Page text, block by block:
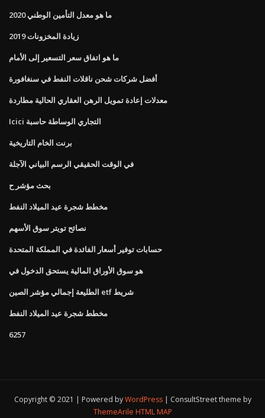
ما هو معدل التأمين الوطني 2020
زيادة المخزونات 2019
ما هو اتفاق سعر التسعير إلى الأمام
أفضل شركات شحن ناقلات النفط في سنغافورة
معدلات إعادة تمويل الرهن العقاري الحالية مطاردة
Icici التجاري الوساطة حاسبة
برنت الخام التاريخية
في الوقت الحقيقي الرسم البياني الآجلة
بحث مؤشر ح
مخطط شجرة عيد الميلاد النفط
نصائح تويتر سوق الأسهم
حسابات توفير أسعار الفائدة في المملكة المتحدة
هو سوق الأوراق المالية يستحق الدخول في
الطليعة إجمالي مؤشر الصين etf شريط
مخطط شجرة عيد الميلاد النفط
6257
Copyright © 2021 | Powered byWordPress
ConsultStreet theme by
ThemeArile HTML MAP